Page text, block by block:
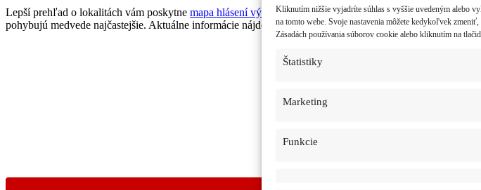
Kliknutím nižšie vyjadríte súhlas s vyššie uvedeným alebo
na tomto webe. Svoje nastavenia môžete kedykoľvek
Zásadách používania súborov cookie alebo kliknutím na
Štatistiky
Marketing
Funkcie
Lepší prehľad o lokalitách vám poskytne mapa hlásení výskytu, na ktorej nájdete zaznamenané
pohybujú medvede najčastejšie. Aktuálne informácie nájdete naďalej na našom blogu v kategóriiMedvede